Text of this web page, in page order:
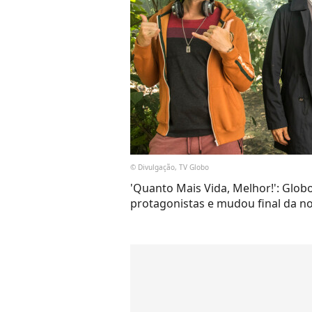
© Divulgação, TV Globo
'Quanto Mais Vida, Melhor!':
protagonistas e mudou final da